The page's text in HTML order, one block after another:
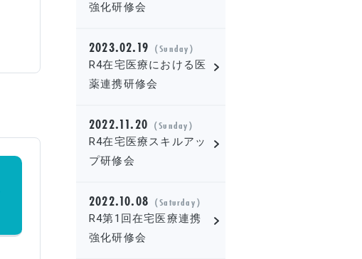
強化研修会
2023.02.19 （Sunday）
R4在宅医療における医
薬連携研修会
2022.11.20 （Sunday）
R4在宅医療スキルアッ
プ研修会
2022.10.08 （Saturday）
R4第1回在宅医療連携
強化研修会